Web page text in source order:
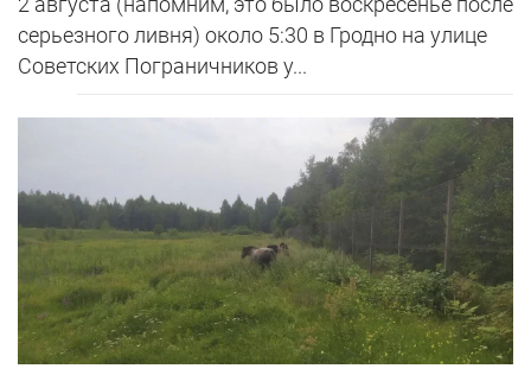
серьезного ливня) около 5:30 в Гродно на улице
Советских Пограничников у...